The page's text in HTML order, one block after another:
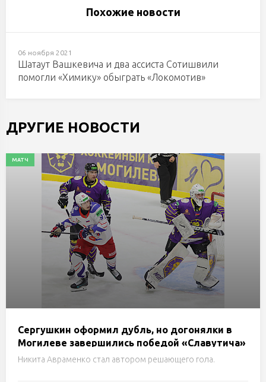
Похожие новости
06 ноября 2021
Шатаут Вашкевича и два ассиста Сотишвили
помогли «Химику» обыграть «Локомотив»
ДРУГИЕ НОВОСТИ
МАТЧ
Сергушкин оформил дубль, но догонялки в
Могилеве завершились победой «Славутича»
Никита Авраменко стал автором решающего гола.